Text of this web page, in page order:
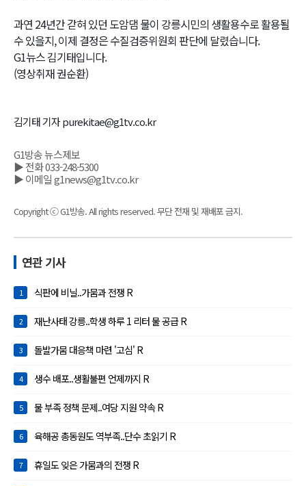
과연 24년간 갇혀 있던 도암댐 물이 강릉시민의 생활용수로 활용될
수 있을지, 이제 결정은 수질검증위원회 판단에 달렸습니다.
G1뉴스 김기태입니다.
(영상취재 권순환)
김기태 기자 purekitae@g1tv.co.kr
G1방송 뉴스제보
▶ 전화 033-248-5300
▶ 이메일 g1news@g1tv.co.kr
Copyright ⓒ G1방송. All rights reserved. 무단 전재 및 재배포 금지.
연관 기사
1 식판에 비닐..가뭄과 전쟁 R
2 재난사태 강릉..학생 하루 1 리터 물 공급 R
3 돌발가뭄 대응책 마련 '고심' R
4 생수 배포..생활불편 언제까지 R
5 물 부족 정책 문제..여당 지원 약속 R
6 육해공 총동원도 역부족..단수 초읽기 R
7 휴일도 잊은 가뭄과의 전쟁 R